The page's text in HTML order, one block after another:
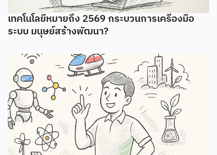
เทคโนโลยีหมายถึง 2569 กระบวนการเครื่องมือ
ระบบ มนุษย์สร้างพัฒนา?